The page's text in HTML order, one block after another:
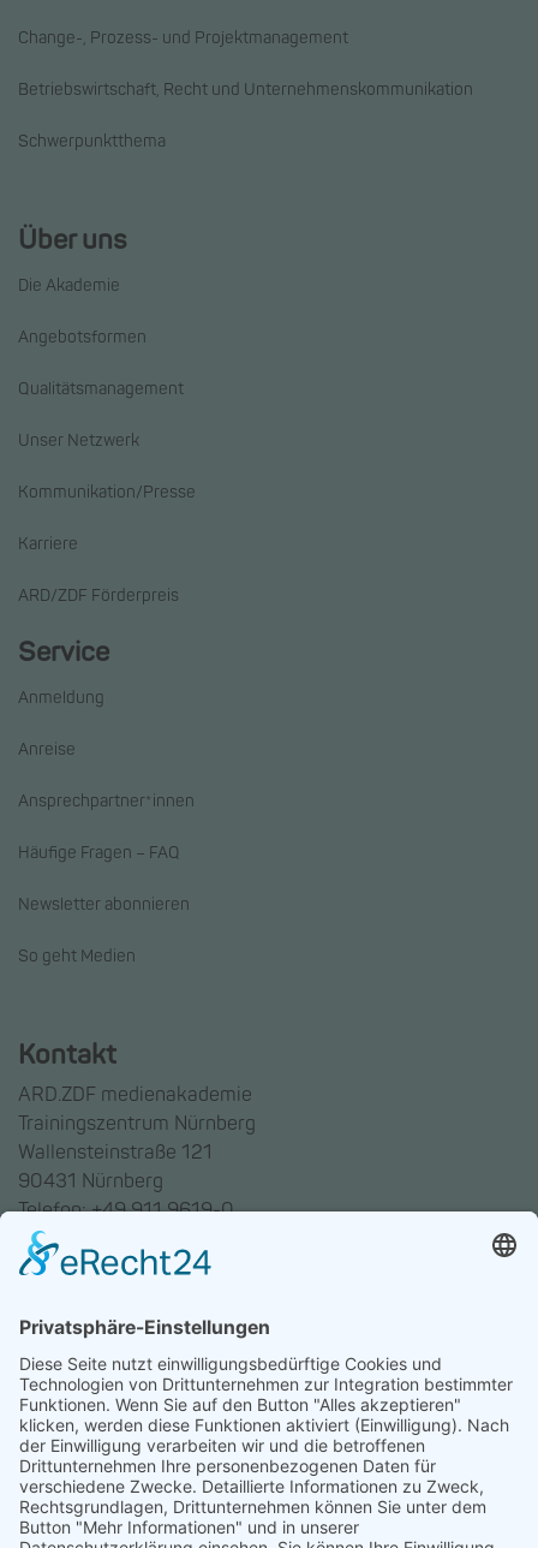
Change-, Prozess- und Projektmanagement
Betriebswirtschaft, Recht und Unternehmenskommunikation
Schwerpunktthema
Über uns
Die Akademie
Angebotsformen
Qualitätsmanagement
Unser Netzwerk
Kommunikation/Presse
Karriere
ARD/ZDF Förderpreis
Service
Anmeldung
Anreise
Ansprechpartner*innen
Häufige Fragen – FAQ
Newsletter abonnieren
So geht Medien
Kontakt
ARD.ZDF medienakademie
Trainingszentrum Nürnberg
Wallensteinstraße 121
90431 Nürnberg
Telefon: +49 911 9619-0
Trainingszentrum Hannover
30169 Hannover
Telefon: +49 511 123598-531
AGB